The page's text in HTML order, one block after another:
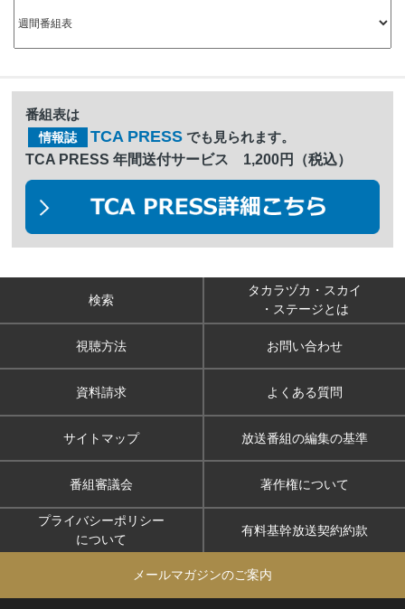
番組表は
情報誌 TCA PRESS でも見られます。
TCA PRESS 年間送付サービス 1,200円（税込）
検索
タカラヅカ・スカイ
・ステージとは
視聴方法 お問い合わせ
資料請求 よくある質問
サイトマップ 放送番組の編集の基準
番組審議会 著作権について
プライバシーポリシー
について
有料基幹放送契約約款
メールマガジンのご案内